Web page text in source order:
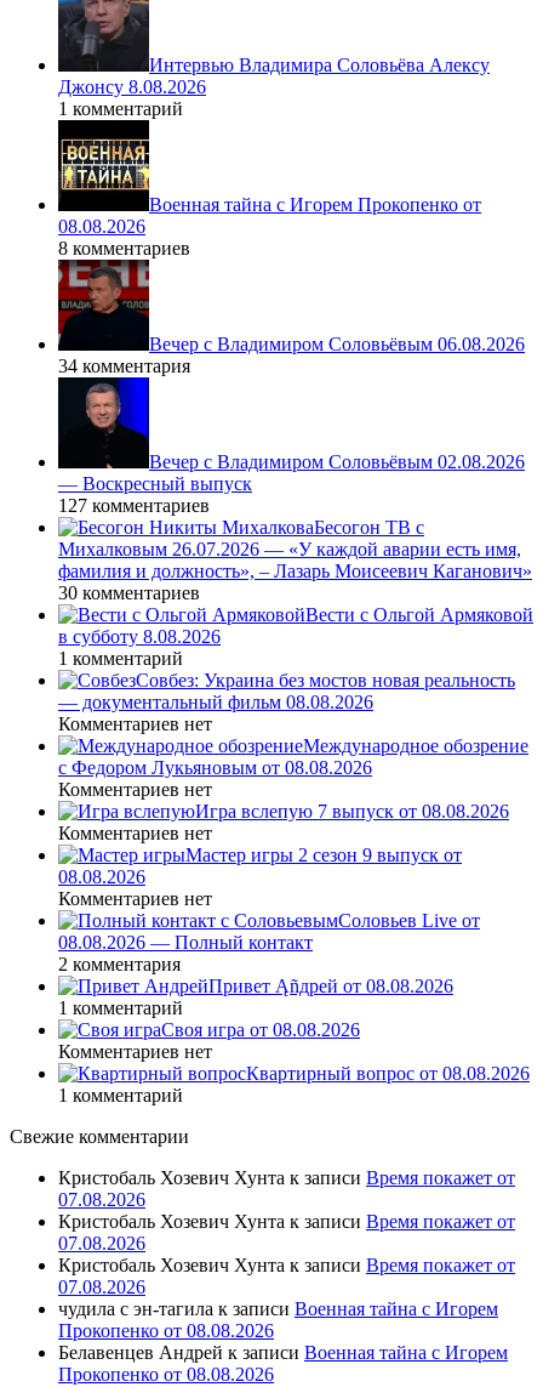
Интервью Владимира Соловьёва Алексу
Джонсу 8.08.2026
1 комментарий
Военная тайна с Игорем Прокопенко от
08.08.2026
8 комментариев
Вечер с Владимиром Соловьёвым 06.08.2026
34 комментария
Вечер с Владимиром Соловьёвым 02.08.2026
— Воскресный выпуск
127 комментариев
Бесогон ТВ с
Михалковым 26.07.2026 — «У каждой аварии есть имя,
фамилия и должность», – Лазарь Моисеевич Каганович»
30 комментариев
Вести с Ольгой Армяковой
в субботу 8.08.2026
1 комментарий
Совбез: Украина без мостов новая реальность
— документальный фильм 08.08.2026
Комментариев нет
Международное обозрение
с Федором Лукьяновым от 08.08.2026
Комментариев нет
Игра вслепую 7 выпуск от 08.08.2026
Комментариев нет
Мастер игры 2 сезон 9 выпуск от
08.08.2026
Комментариев нет
Соловьев Live от
08.08.2026 — Полный контакт
2 комментария
Привет Ąñдpей от 08.08.2026
1 комментарий
Своя игра от 08.08.2026
Комментариев нет
Квартирный вопрос от 08.08.2026
1 комментарий
Свежие комментарии
Кристобаль Хозевич Хунта к записи Время покажет от
07.08.2026
Кристобаль Хозевич Хунта к записи Время покажет от
07.08.2026
Кристобаль Хозевич Хунта к записи Время покажет от
07.08.2026
чудила с эн-тагила к записи Военная тайна с Игорем
Прокопенко от 08.08.2026
Белавенцев Андрей к записи Военная тайна с Игорем
Прокопенко от 08.08.2026